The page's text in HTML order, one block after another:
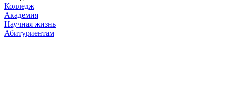
Колледж
Академия
Научная жизнь
Абитуриентам